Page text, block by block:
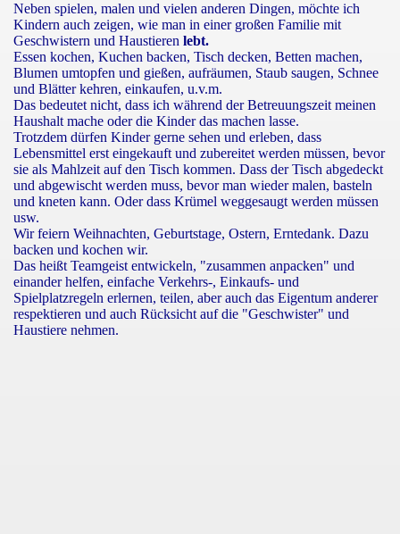
Neben spielen, malen und vielen anderen Dingen, möchte ich
Kindern auch zeigen, wie man in einer großen Familie mit
Geschwistern und Haustieren lebt.
Essen kochen, Kuchen backen, Tisch decken, Betten machen,
Blumen umtopfen und gießen, aufräumen, Staub saugen, Schnee
und Blätter kehren, einkaufen, u.v.m.
Das bedeutet nicht, dass ich während der Betreuungszeit meinen
Haushalt mache oder die Kinder das machen lasse.
Trotzdem dürfen Kinder gerne sehen und erleben, dass
Lebensmittel erst eingekauft und zubereitet werden müssen, bevor
sie als Mahlzeit auf den Tisch kommen. Dass der Tisch abgedeckt
und abgewischt werden muss, bevor man wieder malen, basteln
und kneten kann. Oder dass Krümel weggesaugt werden müssen
usw.
Wir feiern Weihnachten, Geburtstage, Ostern, Erntedank. Dazu
backen und kochen wir.
Das heißt Teamgeist entwickeln, "zusammen anpacken" und
einander helfen, einfache Verkehrs-, Einkaufs- und
Spielplatzregeln erlernen, teilen, aber auch das Eigentum anderer
respektieren und auch Rücksicht auf die "Geschwister" und
Haustiere nehmen.